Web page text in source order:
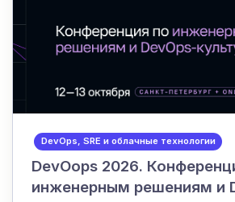
DevOps, SRE и облачные технологии
DevOops 2026.
инженерным решениям и